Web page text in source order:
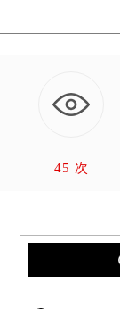
45 次